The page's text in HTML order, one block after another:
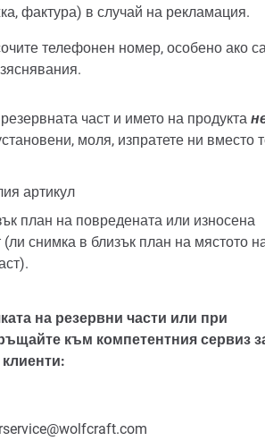
фактура) в случай на рекламация.
телефонен номер, особено ако
част и името на продукта
моля, изпратете ни вместо
артикул
план на повредената или износена
(ли снимка в близък план на мястото
на резервни части или при
към компетентния сервиз